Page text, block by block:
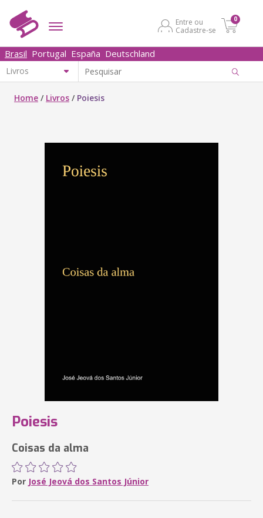
Entre ou
Cadastre-se
0
Brasil Portugal España Deutschland
Home / Livros / Poiesis
Poiesis
Coisas da alma
Por José Jeová dos Santos Júnior